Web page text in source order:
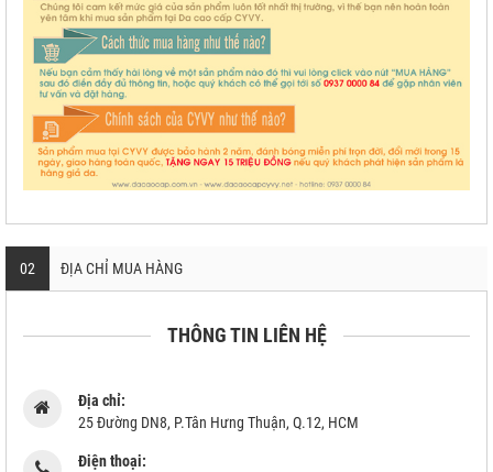
02 ĐỊA CHỈ MUA HÀNG
THÔNG TIN LIÊN HỆ
Địa chỉ:
25 Đường DN8, P.Tân Hưng Thuận, Q.12, HCM
Điện thoại: